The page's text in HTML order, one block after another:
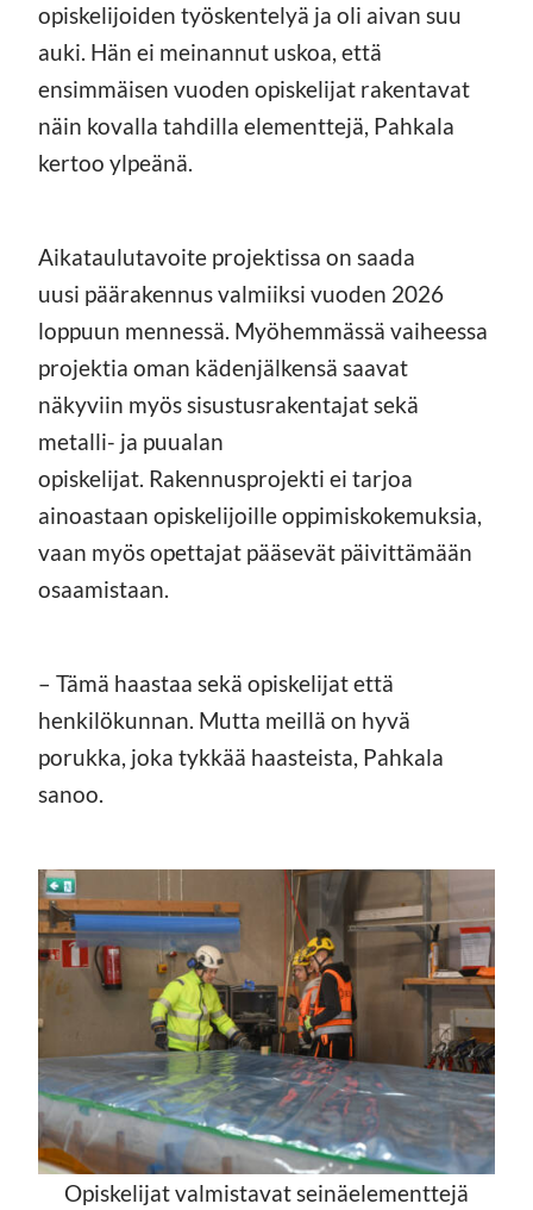
opiskelijoiden työskentelyä ja oli aivan suu
auki. Hän ei meinannut uskoa, että
ensimmäisen vuoden opiskelijat rakentavat
näin kovalla tahdilla elementtejä, Pahkala
kertoo ylpeänä.
Aikataulutavoite projektissa on saada
uusi päärakennus valmiiksi vuoden 2026
loppuun mennessä. Myöhemmässä vaiheessa
projektia oman kädenjälkensä saavat
näkyviin myös sisustusrakentajat sekä
metalli- ja puualan
opiskelijat. Rakennusprojekti ei tarjoa
ainoastaan opiskelijoille oppimiskokemuksia,
vaan myös opettajat pääsevät päivittämään
osaamistaan.
– Tämä haastaa sekä opiskelijat että
henkilökunnan. Mutta meillä on hyvä
porukka, joka tykkää haasteista, Pahkala
sanoo.
Opiskelijat valmistavat seinäelementtejä